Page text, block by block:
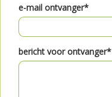
e-mail ontvanger*
bericht voor ontvanger*